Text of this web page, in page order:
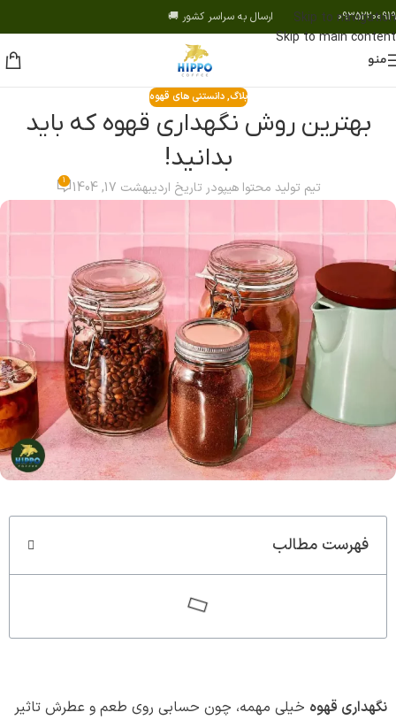
Skip to navigation
Skip to main content
09352200919 ارسال به سراسر کشور 🚚
منو
بلاگ,دانستنی های قهوه
بهترین روش نگهداری قهوه که باید
بدانید!
تیم تولید محتوا هیپودر تاریخ اردیبهشت 17, 1404 1
فهرست مطالب
نگهداری قهوه خیلی مهمه، چون حسابی روی طعم و عطرش تاثیر
سوپر کافئین هیپو(70%روبوستا)
قوی ترین قهوه ایران
کاپوچینو
طعمی که ارزش امتحان